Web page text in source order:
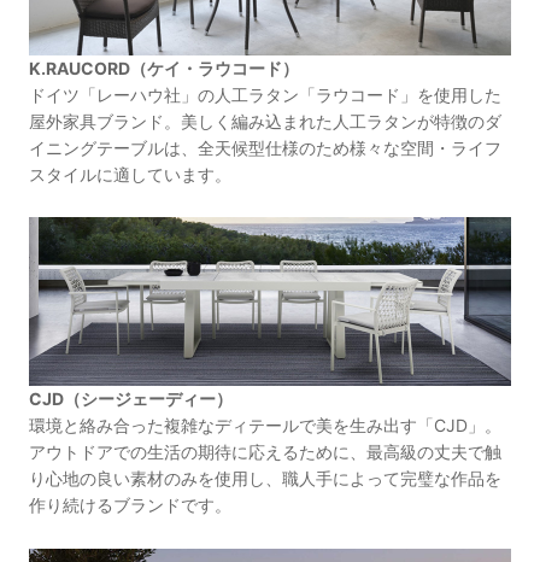
K.RAUCORD（ケイ・ラウコード）
ドイツ「レーハウ社」の人工ラタン「ラウコード」を使用した
屋外家具ブランド。美しく編み込まれた人工ラタンが特徴のダ
イニングテーブルは、全天候型仕様のため様々な空間・ライフ
スタイルに適しています。
CJD（シージェーディー）
環境と絡み合った複雑なディテールで美を生み出す「CJD」。
アウトドアでの生活の期待に応えるために、最高級の丈夫で触
り心地の良い素材のみを使用し、職人手によって完璧な作品を
作り続けるブランドです。